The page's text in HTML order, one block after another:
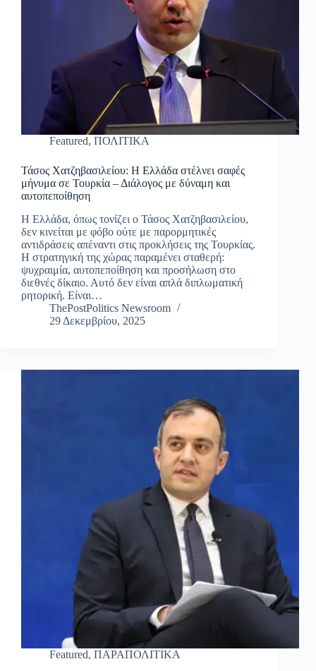
Featured, ΠΟΛΙΤΙΚΑ
Τάσος Χατζηβασιλείου: Η Ελλάδα στέλνει σαφές
μήνυμα σε Τουρκία – Διάλογος με δύναμη και
αυτοπεποίθηση
Η Ελλάδα, όπως τονίζει ο Τάσος Χατζηβασιλείου,
δεν κινείται με φόβο ούτε με παρορμητικές
αντιδράσεις απέναντι στις προκλήσεις της Τουρκίας.
Η στρατηγική της χώρας παραμένει σταθερή:
ψυχραιμία, αυτοπεποίθηση και προσήλωση στο
διεθνές δίκαιο. Αυτό δεν είναι απλά διπλωματική
ρητορική. Είναι…
ThePostPolitics Newsroom
29 Δεκεμβρίου, 2025
Featured, ΠΑΡΑΠΟΛΙΤΙΚΑ